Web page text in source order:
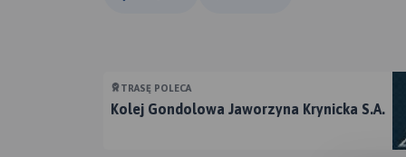
skrzyżowania pozostało 700 m do schroniska,
Bardziej leniwi mogą wywieść rowery na
wyżej opisana trasą na dół. Pamiętajmy o
TRASĘ POLECA
Kolej Gondolowa Jaworzyna Krynicka S.A.